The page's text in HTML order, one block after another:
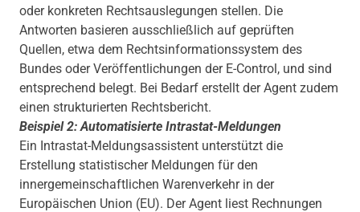
oder konkreten Rechtsauslegungen stellen. Die
Antworten basieren ausschließlich auf geprüften
Quellen, etwa dem Rechtsinformationssystem des
Bundes oder Veröffentlichungen der E-Control, und sind
entsprechend belegt. Bei Bedarf erstellt der Agent zudem
einen strukturierten Rechtsbericht.
Beispiel 2: Automatisierte Intrastat-Meldungen
Ein Intrastat-Meldungsassistent unterstützt die
Erstellung statistischer Meldungen für den
innergemeinschaftlichen Warenverkehr in der
Europäischen Union (EU). Der Agent liest Rechnungen